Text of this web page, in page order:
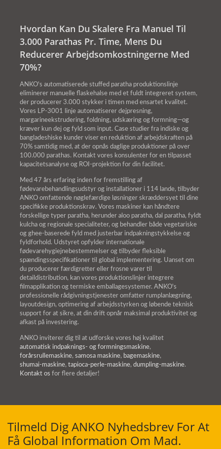
Hvordan Kan Du Skalere Fra Manuel Til
3.000 Parathas Pr. Time, Mens Du
Reducerer Arbejdsomkostningerne Med
70%?
ANKO's automatiserede stuffed paratha produktionslinje
eliminerer manuelle flaskehalse med et fuldt integreret system,
der producerer 3.000 stykker i timen med ensartet kvalitet.
Vores LP-3001 linje automatiserer dejpresning,
margarineekstrudering, foldning, udskæring og formning—og
kræver kun dej og fyld som input. Case studier fra indiske og
bangladeshiske kunder viser en reduktion af arbejdskraften på
70% samtidig med, at der opnås daglige produktioner på over
100.000 parathas. Kontakt vores konsulenter for en tilpasset
kapacitetsanalyse og ROI-projektion for din facilitet.
Med 47 års erfaring inden for fremstilling af
fødevarebehandlingsudstyr og installationer i 114 lande, tilbyder
ANKO omfattende nøglefærdige løsninger skræddersyet til dine
specifikke produktionskrav. Vores maskiner kan håndtere
forskellige typer paratha, herunder aloo paratha, dal paratha, fyldt
kulcha og regionale specialiteter, og behandler både vegetariske
og ghee-baserede fyld med justerbar indpakningstykkelse og
fyldforhold. Udstyret opfylder internationale
fødevarehygiejnebestemmelser og tilbyder fleksible
spændingsspecifikationer til global implementering. Uanset om
du producerer færdigretter eller frosne varer til
detaildistribution, kan vores produktionslinjer integrere
filmapplikation og termiske emballagesystemer. ANKO's
professionelle rådgivningstjenester omfatter rumplanlægning,
layoutdesign, optimering af arbejdsstyrken og løbende teknisk
support for at sikre, at din drift opnår maksimal produktivitet og
afkast på investering.
ANKO inviterer dig til at udforske vores høj kvalitet
automatisk indpaknings- og formningsmaskine,
forårsrullemaskine, samosa maskine, bagemaskine,
shumai-maskine, tapioca-perle-maskine, dumpling-maskine.
Kontakt os for flere detaljer!
Tilmeld Dig ANKO Nyhedsbrev For At
Få Global Information Om Mad.